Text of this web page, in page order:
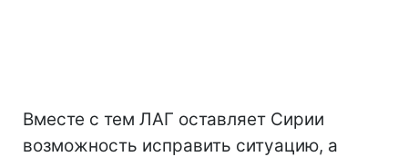
Вместе с тем ЛАГ оставляет Сирии
возможность исправить ситуацию, а